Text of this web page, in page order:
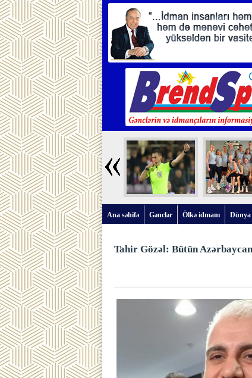
Ana səhifə Gənclər Ölkə idmanı Dünya
Tahir Gözəl: Bütün